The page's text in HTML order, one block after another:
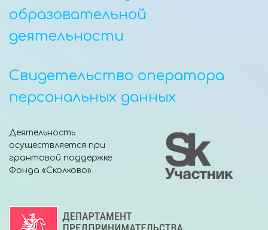
образовательной
деятельности
Свидетельство оператора
персональных данных
Деятельность
осуществляется при
грантовой поддержке
Фонда «Сколково»